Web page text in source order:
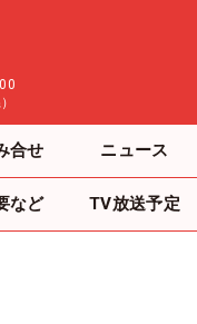
合せ ニュース
など TV放送予定